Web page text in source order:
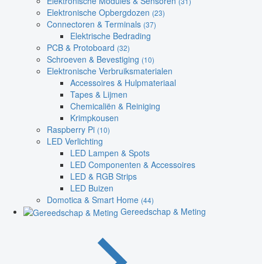
Elektronische Opbergdozen (23)
Connectoren & Terminals (37)
Elektrische Bedrading
PCB & Protoboard (32)
Schroeven & Bevestiging (10)
Elektronische Verbruiksmaterialen
Accessoires & Hulpmateriaal
Tapes & Lijmen
Chemicaliën & Reiniging
Krimpkousen
Raspberry Pi (10)
LED Verlichting
LED Lampen & Spots
LED Componenten & Accessoires
LED & RGB Strips
LED Buizen
Domotica & Smart Home (44)
Gereedschap & Meting